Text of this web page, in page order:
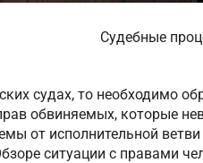
Судебные
судах, то необходимо
обвиняемых, которые
от исполнительной
ситуации с правами